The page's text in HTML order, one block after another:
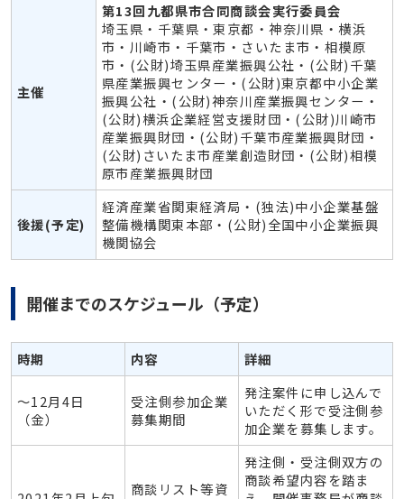
主催
第13回九都県市合同商談会実行委員会
埼玉県・千葉県・東京都・神奈川県・横浜
市・川崎市・千葉市・さいたま市・相模原
市・(公財)埼玉県産業振興公社・(公財)千葉
県産業振興センター・(公財)東京都中小企業
振興公社・(公財)神奈川産業振興センター・
(公財)横浜企業経営支援財団・(公財)川崎市
産業振興財団・(公財)千葉市産業振興財団・
(公財)さいたま市産業創造財団・(公財)相模
原市産業振興財団
後援(予定)
経済産業省関東経済局・(独法)中小企業基盤
整備機構関東本部・(公財)全国中小企業振興
機関協会
開催までのスケジュール（予定）
時期 内容 詳細
～12月4日
（金）
受注側参加企業
募集期間
発注案件に申し込んで
いただく形で受注側参
加企業を募集します。
商談リスト等資
発注側・受注側双方の
商談希望内容を踏ま